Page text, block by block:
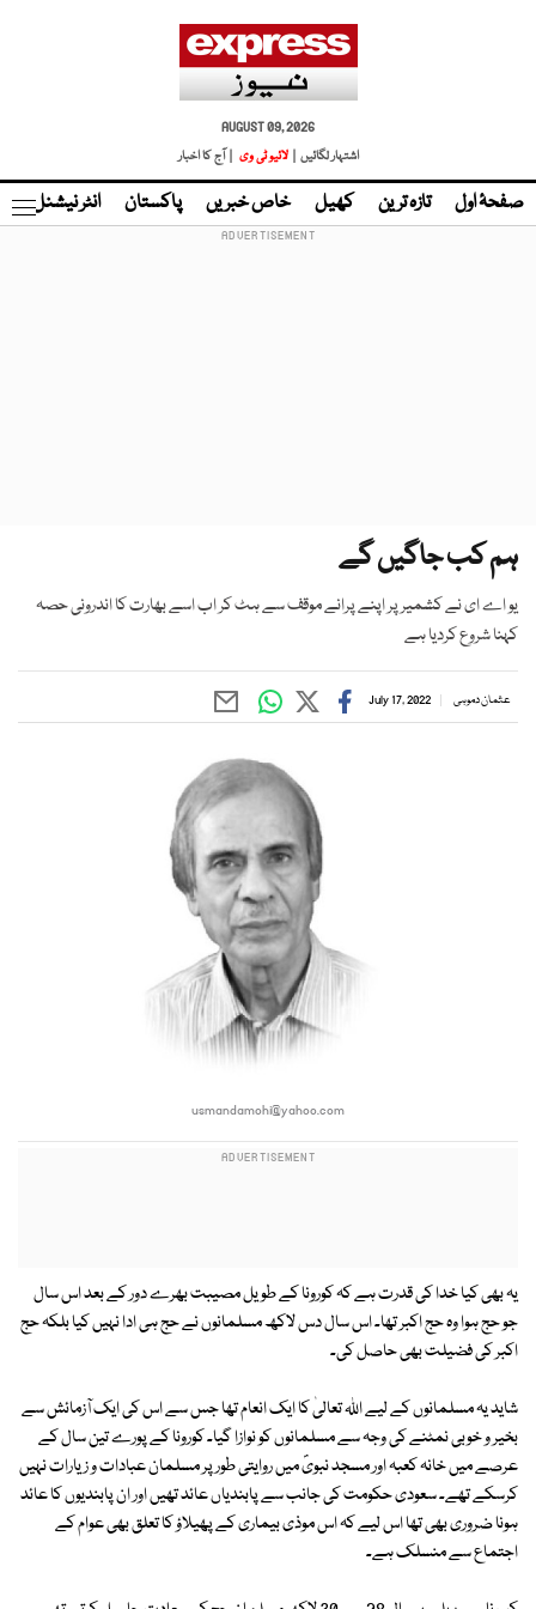
AUGUST 09, 2026
اشتہار لگائیں |
لائیو ٹی وی | آج کا اخبار
صفحۂ اول تازہ ترین کھیل خاص خبریں پاکستان انٹر نیشنل
ہم کب جاگیں گے
یو اے ای نے کشمیر پر اپنے پرانے موقف سے ہٹ کر اب اسے بھارت کا اندرونی حصہ
کہنا شروع کردیا ہے
عثمان دموہی July 17, 2022
usmandamohi@yahoo.com
یہ بھی کیا خدا کی قدرت ہے کہ کورونا کے طویل مصیبت بھرے دور کے بعد اس سال
جو حج ہوا وہ حج اکبر تھا۔ اس سال دس لاکھ مسلمانوں نے حج ہی ادا نہیں کیا بلکہ حج
اکبر کی فضیلت بھی حاصل کی۔
شاید یہ مسلمانوں کے لیے اللہ تعالیٰ کا ایک انعام تھا جس سے اس کی ایک آزمائش سے
بخیر و خوبی نمٹنے کی وجہ سے مسلمانوں کو نوازا گیا۔ کورونا کے پورے تین سال کے
عرصے میں خانہ کعبہ اور مسجد نبویؐ میں روایتی طور پر مسلمان عبادات و زیارات نہیں
کرسکے تھے۔ سعودی حکومت کی جانب سے پابندیاں عائد تھیں اور ان پابندیوں کا عائد
ہونا ضروری بھی تھا اس لیے کہ اس موذی بیماری کے پھیلاؤ کا تعلق بھی عوام کے
اجتماع سے منسلک ہے۔